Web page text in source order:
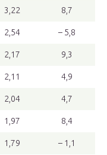
3,22 8,7
2,54 – 5,8
2,17 9,3
2,11 4,9
2,04 4,7
1,97 8,4
1,79 – 1,1